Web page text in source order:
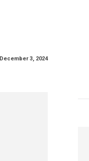
December 3, 2024